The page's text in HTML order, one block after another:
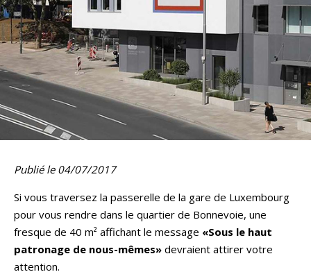
Publié le 04/07/2017
Si vous traversez la passerelle de la gare de Luxembourg
pour vous rendre dans le quartier de Bonnevoie, une
fresque de 40 m² affichant le message «Sous le haut
patronage de nous-mêmes» devraient attirer votre
attention.